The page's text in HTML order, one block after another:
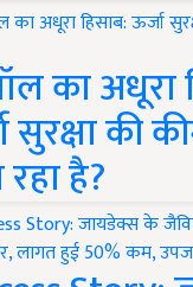
का अधूरा
सुरक्षा की
है?